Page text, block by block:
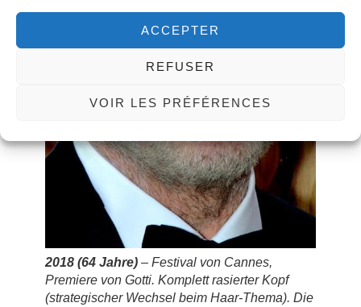
ACCEPTER
REFUSER
VOIR LES PRÉFÉRENCES
2018 (64 Jahre) – Festival von Cannes,
Premiere von Gotti. Komplett rasierter Kopf
(strategischer Wechsel beim Haar-Thema). Die